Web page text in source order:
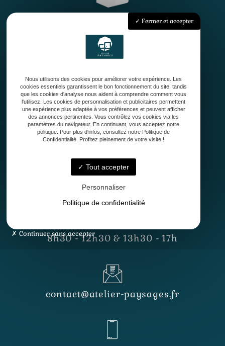
Accueil
Qui sommes-nous ?
Conception
Entretien de jardin
Contact
33127 Saint-Jean-d'Illac
8h30 - 12h30 & 13h30 - 17h
contact@atelier-paysages.fr
Fermer et accepter
Nous utilisons des cookies pour améliorer votre expérience. Les
cookies essentiels garantissent le bon fonctionnement du site, tandis
que les cookies d'analyse nous aident à comprendre comment vous
l'utilisez. Les cookies de personnalisation et publicitaires permettent
une expérience plus adaptée à vos préférences et peuvent afficher
des annonces pertinentes. Vous contrôlez vos cookies via les
paramètres du navigateur. En continuant, vous acceptez notre
politique. Pour plus d'infos, consultez notre Politique de
Confidentialité. Profitez pleinement de votre visite !
Tout accepter
Personnaliser
Politique de confidentialité
Continuer sans accepter